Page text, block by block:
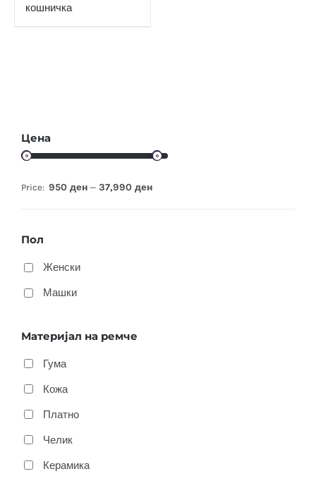
кошничка
Цена
Price: 950 ден — 37,990 ден
Пол
Женски
Машки
Материјал на ремче
Гума
Кожа
Платно
Челик
Керамика